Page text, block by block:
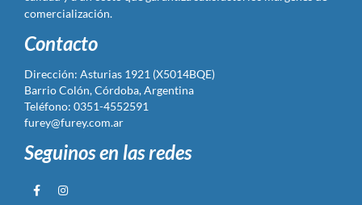
comercialización.
Contacto
Dirección: Asturias 1921 (X5014BQE)
Barrio Colón, Córdoba, Argentina
Teléfono: 0351-4552591
furey@furey.com.ar
Seguinos en las redes